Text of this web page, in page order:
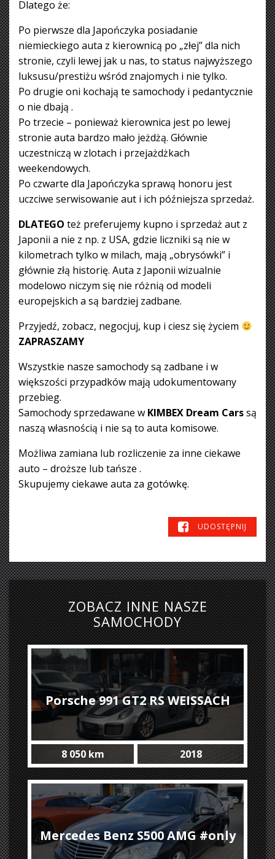
Dlatego że:
Po pierwsze dla Japończyka posiadanie
niemieckiego auta z kierownicą po „złej” dla nich
stronie, czyli lewej jak u nas, to status najwyższego
luksusu/prestiżu wśród znajomych i nie tylko.
Po drugie oni kochają te samochody i pedantycznie
o nie dbają .
Po trzecie – ponieważ kierownica jest po lewej
stronie auta bardzo mało jeżdżą. Głównie
uczestniczą w zlotach i przejażdżkach
weekendowych.
Po czwarte dla Japończyka sprawą honoru jest
uczciwe serwisowanie aut i ich późniejsza sprzedaż.
DLATEGO też preferujemy kupno i sprzedaż aut z
Japonii a nie z np. z USA, gdzie liczniki są nie w
kilometrach tylko w milach, mają „obrysówki” i
głównie złą historię. Auta z Japonii wizualnie
modelowo niczym się nie różnią od modeli
europejskich a są bardziej zadbane.
Przyjedź, zobacz, negocjuj, kup i ciesz się życiem
ZAPRASZAMY
Wszystkie nasze samochody są zadbane i w
większości przypadków mają udokumentowany
przebieg.
Samochody sprzedawane w KIMBEX Dream Carssą
naszą własnością i nie są to auta komisowe.
Możliwa zamiana lub rozliczenie za inne ciekawe
auto – droższe lub tańsze .
Skupujemy ciekawe auta za gotówkę.
UDOSTĘPNIJ
ZOBACZ INNE NASZE
SAMOCHODY
Porsche 991 GT2 RS WEISSACH
#only 8050 km Like NEW !
8 050 km 2018
Mercedes Benz S500 AMG #only